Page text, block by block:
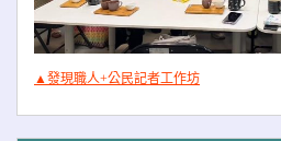
▲發現職人+公民記者工作坊